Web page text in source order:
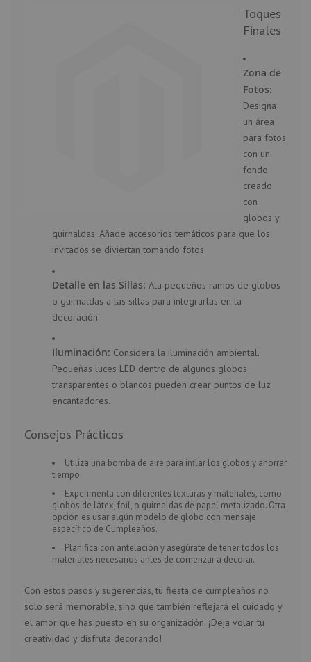
Toques
Finales
Zona de
Fotos:
Designa
un área
para fotos
con un
fondo
creado
con
globos y
guirnaldas. Añade accesorios temáticos para que los
invitados se diviertan tomando fotos.
Detalle en las Sillas: Ata pequeños ramos de globos
o guirnaldas a las sillas para integrarlas en la
decoración.
Iluminación: Considera la iluminación ambiental.
Pequeñas luces LED dentro de algunos globos
transparentes o blancos pueden crear puntos de luz
encantadores.
Consejos Prácticos
Utiliza una bomba de aire para inflar los globos y ahorrar
tiempo.
Experimenta con diferentes texturas y materiales, como
globos de látex, foil, o guirnaldas de papel metalizado. Otra
opción es usar algún modelo de globo con mensaje
específico de Cumpleaños.
Planifica con antelación y asegúrate de tener todos los
materiales necesarios antes de comenzar a decorar.
Con estos pasos y sugerencias, tu fiesta de cumpleaños no
solo será memorable, sino que también reflejará el cuidado y
el amor que has puesto en su organización. ¡Deja volar tu
creatividad y disfruta decorando!